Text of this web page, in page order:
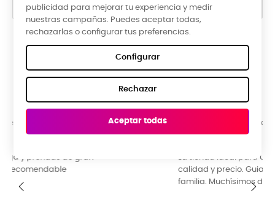
Google Reviews
★★★★★
Raquel Campos, hace 3 meses
La tienda ideal para una ropa diferente y original. Buena
calidad y precio. Guia de tallas perfecta. Ideal para toda la
familia. Muchísimos diseños y colores para escoger.
publicidad para mejorar tu experiencia y medir
nuestras campañas. Puedes aceptar todas,
rechazarlas o configurar tus preferencias.
Configurar
Rechazar
Aceptar todas